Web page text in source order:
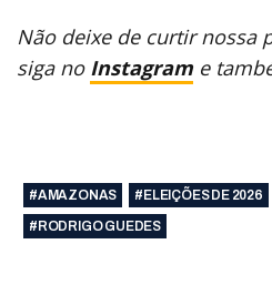
Não deixe de curtir nossa
siga no Instagram e
#AMAZONAS #ELEIÇÕES DE 2026
#RODRIGO GUEDES